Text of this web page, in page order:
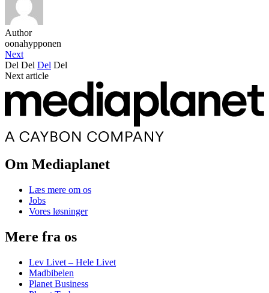
Author
oonahypponen
Next
Del Del Del Del
Next article
Om Mediaplanet
Læs mere om os
Jobs
Vores løsninger
Mere fra os
Lev Livet – Hele Livet
Madbibelen
Planet Business